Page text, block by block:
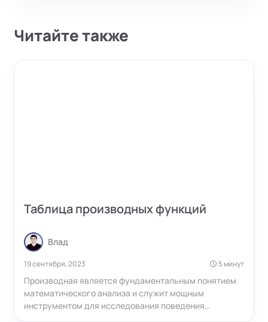
Читайте также
Таблица производных функций
Влад
19 сентября, 2023 5 минут
Производная является фундаментальным понятием
математического анализа и служит мощным
инструментом для исследования поведения